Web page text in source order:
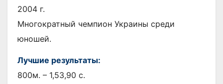
2004 г.
Многократный чемпион Украины среди
юношей.
Лучшие результаты:
800м. – 1,53,90 с.